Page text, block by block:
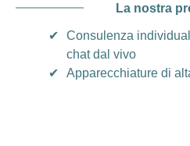
La nostra
✔
Consulenza
chat dal vivo
✔
Apparecchiature di